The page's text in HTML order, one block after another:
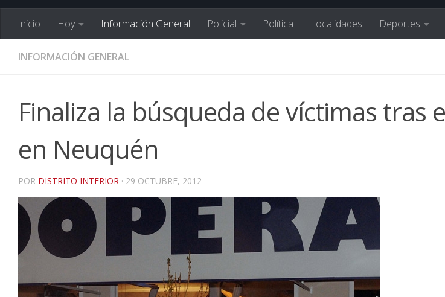
Inicio Hoy Información General Policial Política Localidades Deportes
INFORMACIÓN GENERAL
Finaliza la búsqueda de víctimas tras
en Neuquén
POR DISTRITO INTERIOR · 29 OCTUBRE, 2012